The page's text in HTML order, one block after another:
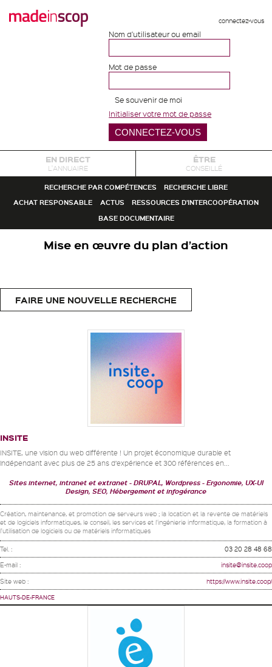
connectez-vous
Nom d'utilisateur ou email
Mot de passe
Se souvenir de moi
Initialiser votre mot de passe
EN DIRECT
L'ANNUAIRE
ÊTRE
CONSEILLÉ
RECHERCHE PAR COMPÉTENCES
RECHERCHE LIBRE
ACHAT RESPONSABLE
ACTUS
RESSOURCES D'INTERCOOPÉRATION
BASE DOCUMENTAIRE
Mise en œuvre du plan d’action
FAIRE UNE NOUVELLE RECHERCHE
INSITE
INSITE, une vision du web différente ! Un projet économique durable et
indépendant avec plus de 25 ans d’expérience et 300 références en...
Sites internet, intranet et extranet DRUPAL, Wordpress
Ergonomie, UX-UI
Design, SEO, Hébergement et infogérance
Création, maintenance, et promotion de serveurs web ; la location et la revente de matériels
et de logiciels informatiques, le conseil, les services et l'ingénierie informatique, la formation à
l'utilisation de logiciels ou de matériels informatiques
Tel. : 03 20 28 48 68
E-mail : insite@insite.coop
Site web : https://www.insite.coop/
HAUTS-DE-FRANCE